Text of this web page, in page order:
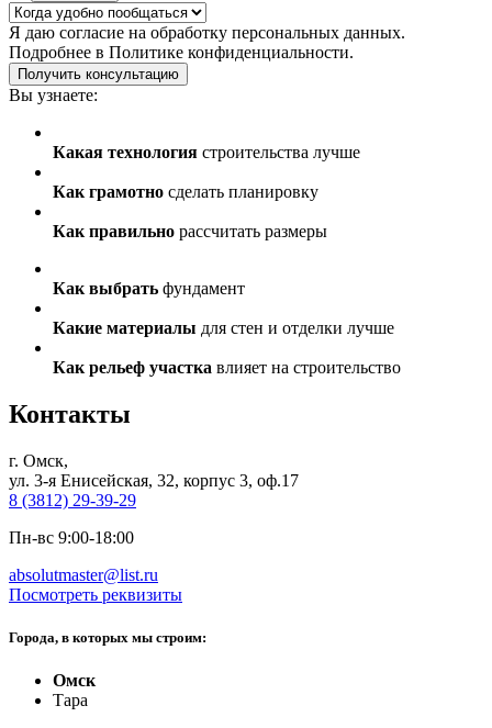
Я даю согласие на обработку персональных данных.
Подробнее в Политике конфиденциальности.
Получить консультацию
Вы узнаете:
Какая технология строительства лучше
Как грамотно сделать планировку
Как правильно рассчитать размеры
Как выбрать фундамент
Какие материалы для стен и отделки лучше
Как рельеф участка влияет на строительство
Контакты
г. Омск,
ул. 3-я Енисейская, 32, корпус 3, оф.17
8 (3812) 29-39-29
Пн-вс 9:00-18:00
absolutmaster@list.ru
Посмотреть реквизиты
Города, в которых мы строим:
Омск
Тара